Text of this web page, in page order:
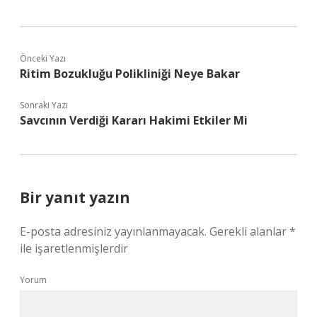
Önceki Yazı
Ritim Bozukluğu Polikliniği Neye Bakar
Sonraki Yazı
Savcının Verdiği Kararı Hakimi Etkiler Mi
Bir yanıt yazın
E-posta adresiniz yayınlanmayacak. Gerekli alanlar*
ile işaretlenmişlerdir
Yorum